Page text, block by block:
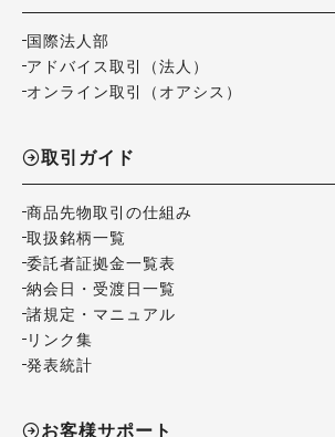
国際法人部
アドバイス取引（法人）
オンライン取引（オアシス）
取引ガイド
商品先物取引の仕組み
取扱銘柄一覧
委託者証拠金一覧表
納会日・受渡日一覧
諸規定・マニュアル
リンク集
発表統計
お客様サポート